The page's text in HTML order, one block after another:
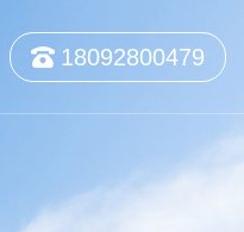
18092800479